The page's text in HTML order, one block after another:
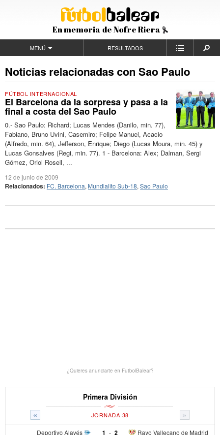
En memoria de Nofre Riera
MENÚ RESULTADOS
Noticias relacionadas con Sao Paulo
FÚTBOL INTERNACIONAL
El Barcelona da la sorpresa y pasa a la
final a costa del Sao Paulo
0.- Sao Paulo: Richard; Lucas Mendes (Danilo, min. 77),
Fabiano, Bruno Uvini, Casemiro; Felipe Manuel, Acacio
(Alfredo, min. 64), Jefferson, Enrique; Diego (Lucas Moura, min. 45) y
Lucas Gonsalves (Regi, min. 77). 1 - Barcelona: Alex; Dalman, Sergi
Gómez, Oriol Rosell, ...
12 de junio de 2009
Relacionados: FC. Barcelona, Mundialito Sub-18, Sao Paulo
¿Quieres anunciarte en FutbolBalear?
Primera División
« »
JORNADA 38
Deportivo Alavés 1 - Rayo Vallecano de Madrid
2